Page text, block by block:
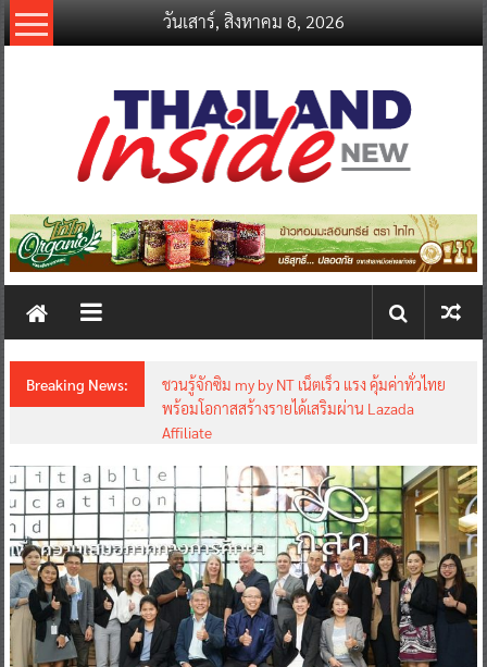
Skip
to
วันเสาร์, สิงหาคม 8, 2026
thailandinsidenew.com
Thailand
New
Breaking News:
ชวนรู้จักซิม my by NT เน็ตเร็ว แรง คุ้มค่าทั่วไทย
พร้อมโอกาสสร้างรายได้เสริมผ่าน Lazada
Affiliate